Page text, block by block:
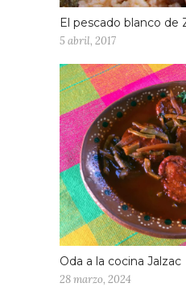
El pescado blanco de
5 abril, 2017
Oda a la cocina Jalzac
28 marzo, 2024